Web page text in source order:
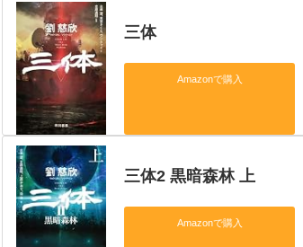
三体
Amazonで購入
三体2 黒暗森林 上
Amazonで購入